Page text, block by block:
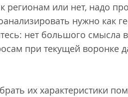
регионам или нет, надо
нужно как
нет большого смысла
при текущей воронке
их характеристики